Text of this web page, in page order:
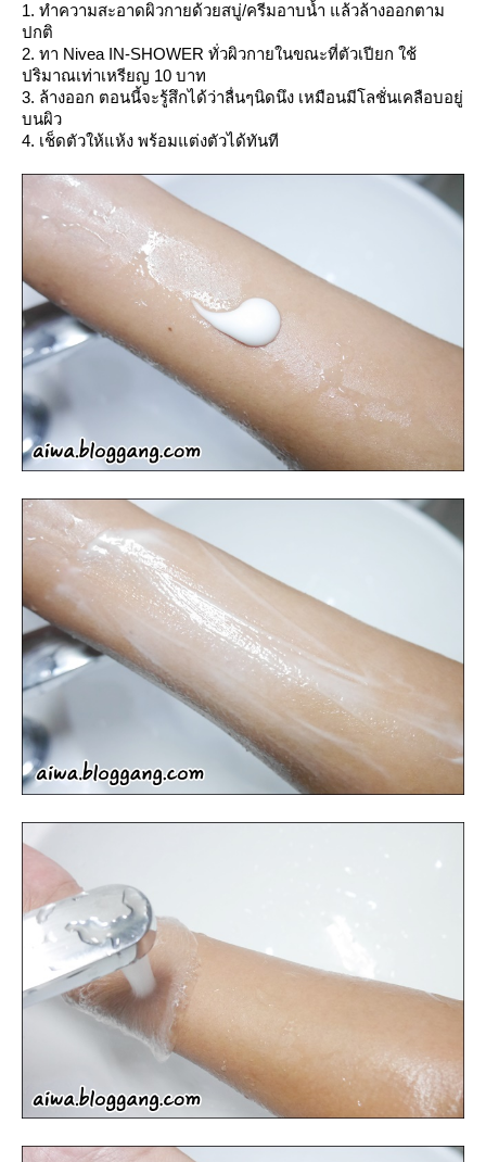
1. ทำความสะอาดผิวกายด้วยสบู่/ครีมอาบน้ำ แล้วล้างออกตาม
ปกติ
2. ทา Nivea IN-SHOWER ทั่วผิวกายในขณะที่ตัวเปียก ใช้
ปริมาณเท่าเหรียญ 10 บาท
3. ล้างออก ตอนนี้จะรู้สึกได้ว่าลื่นๆนิดนึง เหมือนมีโลชั่นเคลือบอยู่
บนผิว
4. เช็ดตัวให้แห้ง พร้อมแต่งตัวได้ทันที